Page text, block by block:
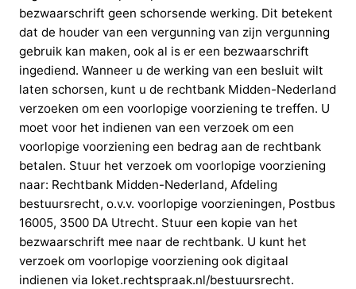
bezwaarschrift geen schorsende werking. Dit betekent
dat de houder van een vergunning van zijn vergunning
gebruik kan maken, ook al is er een bezwaarschrift
ingediend. Wanneer u de werking van een besluit wilt
laten schorsen, kunt u de rechtbank Midden-Nederland
verzoeken om een voorlopige voorziening te treffen. U
moet voor het indienen van een verzoek om een
voorlopige voorziening een bedrag aan de rechtbank
betalen. Stuur het verzoek om voorlopige voorziening
naar: Rechtbank Midden-Nederland, Afdeling
bestuursrecht, o.v.v. voorlopige voorzieningen, Postbus
16005, 3500 DA Utrecht. Stuur een kopie van het
bezwaarschrift mee naar de rechtbank. U kunt het
verzoek om voorlopige voorziening ook digitaal
indienen via loket.rechtspraak.nl/bestuursrecht.